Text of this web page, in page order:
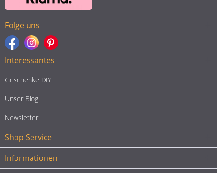
Folge uns
Interessantes
Geschenke DIY
Unser Blog
Newsletter
Shop Service
Informationen